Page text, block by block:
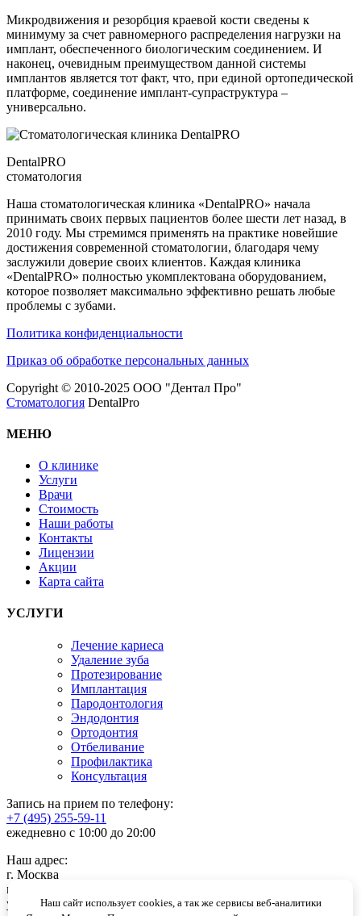
Микродвижения и резорбция краевой кости сведены к
минимуму за счет равномерного распределения нагрузки на
имплант, обеспеченного биологическим соединением. И
наконец, очевидным преимуществом данной системы
имплантов является тот факт, что, при единой ортопедической
платформе, соединение имплант-супраструктура –
универсально.
DentalPRO
стоматология
Наша стоматологическая клиника «DentalPRO» начала
принимать своих первых пациентов более шести лет назад, в
2010 году. Мы стремимся применять на практике новейшие
достижения современной стоматологии, благодаря чему
заслужили доверие своих клиентов. Каждая клиника
«DentalPRO» полностью укомплектована оборудованием,
которое позволяет максимально эффективно решать любые
проблемы с зубами.
Политика конфиденциальности
Приказ об обработке персональных данных
Copyright © 2010-2025 ООО "Дентал Про"
Стоматология DentalPro
МЕНЮ
О клинике
Услуги
Врачи
Стоимость
Наши работы
Контакты
Лицензии
Акции
Карта сайта
УСЛУГИ
Лечение кариеса
Удаление зуба
Протезирование
Имплантация
Пародонтология
Эндодонтия
Ортодонтия
Отбеливание
Профилактика
Консультация
Запись на прием по телефону:
+7 (495) 255-59-11
ежедневно с 10:00 до 20:00
Наш адрес:
г. Москва
м. Проспект Вернадского
ул. Удальцова, 23
Наш сайт использует cookies, а так же сервисы веб-аналитики